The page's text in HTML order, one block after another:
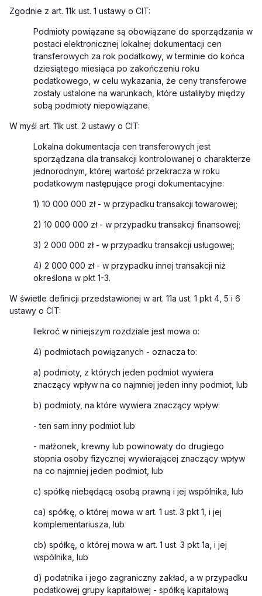
Zgodnie z art. 11k ust. 1 ustawy o CIT:
Podmioty powiązane są obowiązane do sporządzania w
postaci elektronicznej lokalnej dokumentacji cen
transferowych za rok podatkowy, w terminie do końca
dziesiątego miesiąca po zakończeniu roku
podatkowego, w celu wykazania, że ceny transferowe
zostały ustalone na warunkach, które ustaliłyby między
sobą podmioty niepowiązane.
W myśl art. 11k ust. 2 ustawy o CIT:
Lokalna dokumentacja cen transferowych jest
sporządzana dla transakcji kontrolowanej o charakterze
jednorodnym, której wartość przekracza w roku
podatkowym następujące progi dokumentacyjne:
1) 10 000 000 zł - w przypadku transakcji towarowej;
2) 10 000 000 zł - w przypadku transakcji finansowej;
3) 2 000 000 zł - w przypadku transakcji usługowej;
4) 2 000 000 zł - w przypadku innej transakcji niż
określona w pkt 1-3.
W świetle definicji przedstawionej w art. 11a ust. 1 pkt 4, 5 i 6
ustawy o CIT:
Ilekroć w niniejszym rozdziale jest mowa o:
4) podmiotach powiązanych - oznacza to:
a) podmioty, z których jeden podmiot wywiera
znaczący wpływ na co najmniej jeden inny podmiot, lub
b) podmioty, na które wywiera znaczący wpływ:
- ten sam inny podmiot lub
- małżonek, krewny lub powinowaty do drugiego
stopnia osoby fizycznej wywierającej znaczący wpływ
na co najmniej jeden podmiot, lub
c) spółkę niebędącą osobą prawną i jej wspólnika, lub
ca) spółkę, o której mowa w art. 1 ust. 3 pkt 1, i jej
komplementariusza, lub
cb) spółkę, o której mowa w art. 1 ust. 3 pkt 1a, i jej
wspólnika, lub
d) podatnika i jego zagraniczny zakład, a w przypadku
podatkowej grupy kapitałowej - spółkę kapitałową